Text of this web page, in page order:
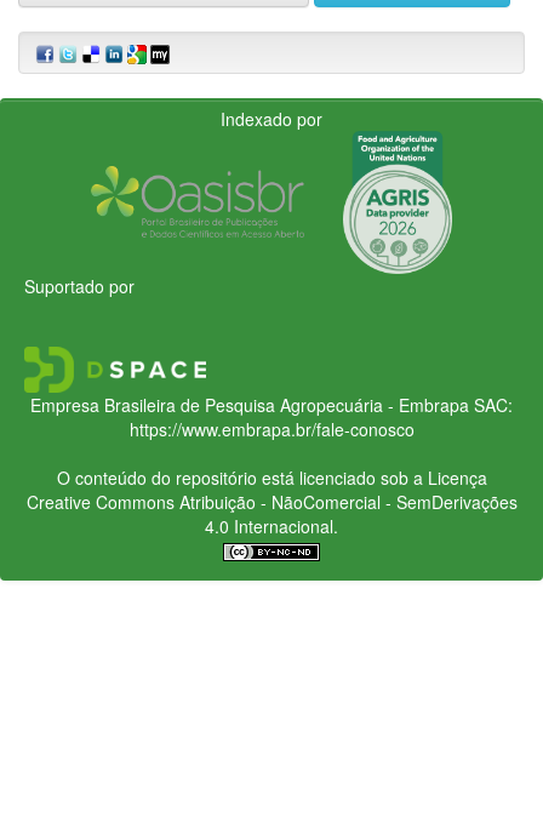
Indexado por
Suportado por
Empresa Brasileira de Pesquisa Agropecuária - Embrapa SAC:
https://www.embrapa.br/fale-conosco
O conteúdo do repositório está licenciado sob a Licença
Creative CommonsAtribuição - NãoComercial - SemDerivações
4.0 Internacional.